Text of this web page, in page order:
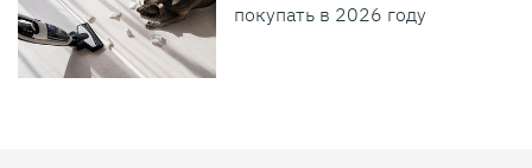
покупать в 2026 году